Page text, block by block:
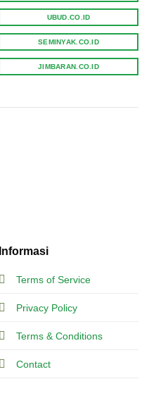
Informasi
Terms of Service
Privacy Policy
Terms & Conditions
Contact
UBUD.CO.ID
SEMINYAK.CO.ID
JIMBARAN.CO.ID